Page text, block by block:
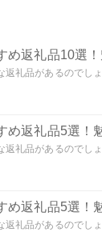
返礼品10選
礼品があるのでし
返礼品5選！
礼品があるのでし
返礼品5選！
礼品があるのでし